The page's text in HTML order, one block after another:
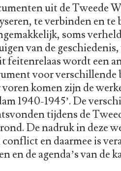
uit de Tweede
te verbinden en te
soms
van de
feitenrelaas wordt een
voor
komen zijn de
1940-1945’. De
tijdens de
De nadruk in deze
en daarmee is
en de agenda’s van de